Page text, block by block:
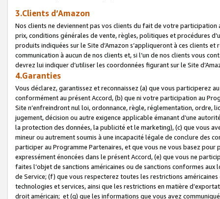
3.Clients d’Amazon
Nos clients ne deviennent pas vos clients du fait de votre
prix, conditions générales de vente, règles, politiques et procédures
produits indiquées sur le Site d’Amazon s’appliqueront à ces clients
communication à aucun de nos clients et, si l’un de nos clients vous
devrez lui indiquer d’utiliser les coordonnées figurant sur le Site
4.Garanties
Vous déclarez, garantissez et reconnaissez (a) que vous participerez
conformément au présent Accord, (b) que ni votre participation au
Site n’enfreindront nul loi, ordonnance, règle, réglementation, ordre,
jugement, décision ou autre exigence applicable émanant d’une
la protection des données, la publicité et le marketing), (c) que vous
mineur ou autrement soumis à une incapacité légale de conclure des
participer au Programme Partenaires, et que vous ne vous basez
expressément énoncées dans le présent Accord, (e) que vous ne
faites l’objet de sanctions américaines ou de sanctions conformes
de Service; (f) que vous respecterez toutes les restrictions
technologies et services, ainsi que les restrictions en matière
droit américain; et (g) que les informations que vous avez